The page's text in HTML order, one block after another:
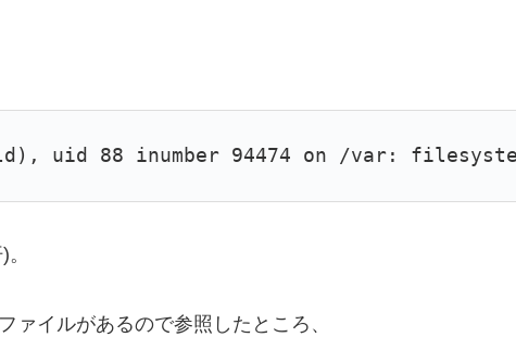
uid 88 inumber 94474 on /var:
ァイルがあるので参照したところ、